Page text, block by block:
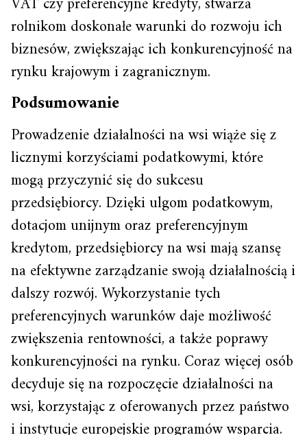
rolnikom doskonałe warunki do rozwoju ich
biznesów, zwiększając ich konkurencyjność na
rynku krajowym i zagranicznym.
Podsumowanie
Prowadzenie działalności na wsi wiąże się z
licznymi korzyściami podatkowymi, które
mogą przyczynić się do sukcesu
przedsiębiorcy. Dzięki ulgom podatkowym,
dotacjom unijnym oraz preferencyjnym
kredytom, przedsiębiorcy na wsi mają szansę
na efektywne zarządzanie swoją działalnością i
dalszy rozwój. Wykorzystanie tych
preferencyjnych warunków daje możliwość
zwiększenia rentowności, a także poprawy
konkurencyjności na rynku. Coraz więcej osób
decyduje się na rozpoczęcie działalności na
wsi, korzystając z oferowanych przez państwo